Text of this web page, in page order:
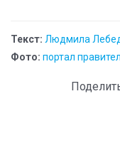
Текст: Людмила
Фото: портал